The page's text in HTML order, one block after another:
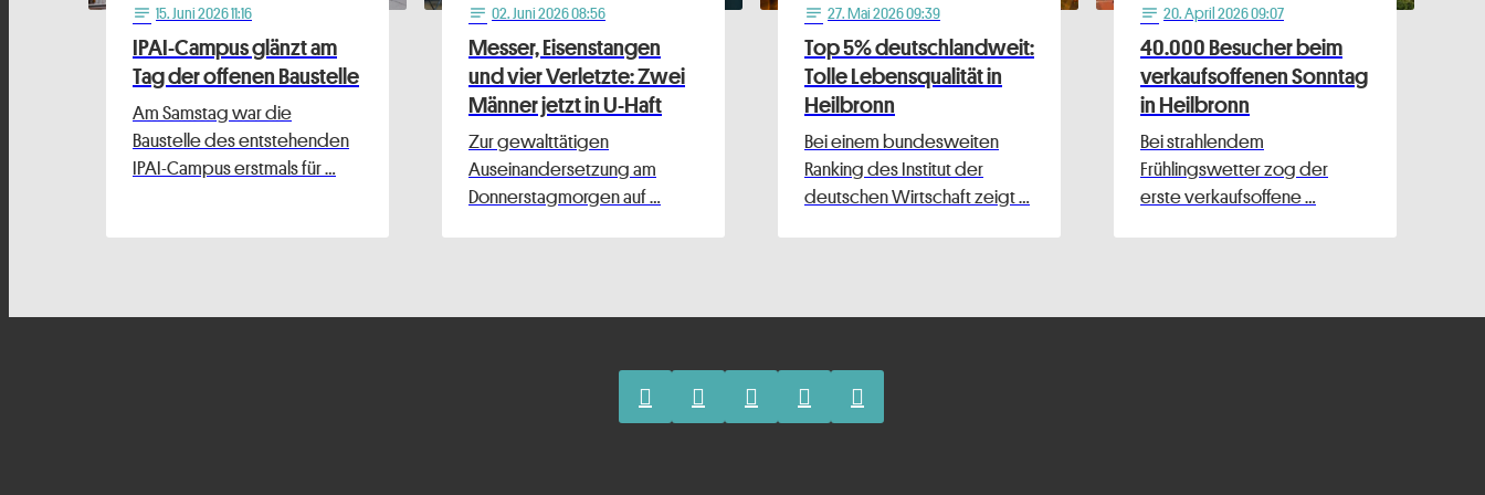
notes 15. Juni 2026 11:16
IPAI-Campus glänzt am
Tag der offenen Baustelle
Am Samstag war die
Baustelle des entstehenden
IPAI-Campus erstmals für …
notes 02. Juni 2026 08:56
Messer, Eisenstangen
und vier Verletzte: Zwei
Männer jetzt in U-Haft
Zur gewalttätigen
Auseinandersetzung am
Donnerstagmorgen auf …
notes 27. Mai 2026 09:39
Top 5% deutschlandweit:
Tolle Lebensqualität in
Heilbronn
Bei einem bundesweiten
Ranking des Institut der
deutschen Wirtschaft zeigt …
notes 20. April 2026 09:07
40.000 Besucher beim
verkaufsoffenen Sonntag
in Heilbronn
Bei strahlendem
Frühlingswetter zog der
erste verkaufsoffene …